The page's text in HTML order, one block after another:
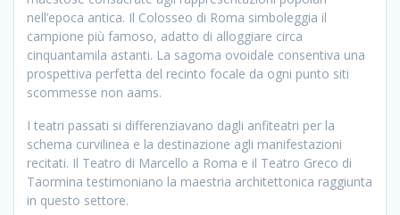
nell’epoca antica. Il Colosseo di Roma simboleggia il
campione più famoso, adatto di alloggiare circa
cinquantamila astanti. La sagoma ovoidale consentiva una
prospettiva perfetta del recinto focale da ogni punto siti
scommesse non aams.
I teatri passati si differenziavano dagli anfiteatri per la
schema curvilinea e la destinazione agli manifestazioni
recitati. Il Teatro di Marcello a Roma e il Teatro Greco di
Taormina testimoniano la maestria architettonica raggiunta
in questo settore.